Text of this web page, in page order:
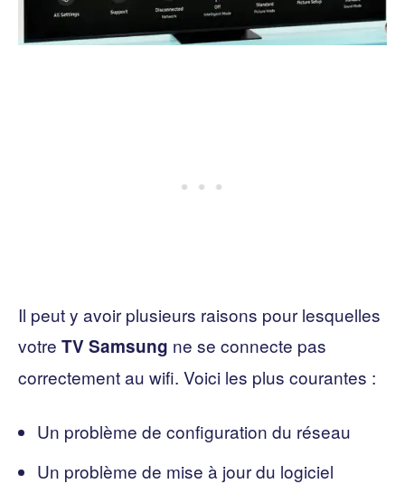
Il peut y avoir plusieurs raisons pour lesquelles
votre TV Samsung ne se connecte pas
correctement au wifi. Voici les plus courantes :
Un problème de configuration du réseau
Un problème de mise à jour du logiciel